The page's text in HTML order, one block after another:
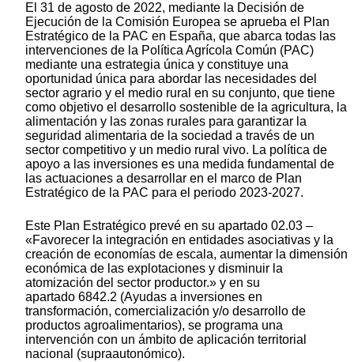
El 31 de agosto de 2022, mediante la Decisión de
Ejecución de la Comisión Europea se aprueba el Plan
Estratégico de la PAC en España, que abarca todas las
intervenciones de la Política Agrícola Común (PAC)
mediante una estrategia única y constituye una
oportunidad única para abordar las necesidades del
sector agrario y el medio rural en su conjunto, que tiene
como objetivo el desarrollo sostenible de la agricultura, la
alimentación y las zonas rurales para garantizar la
seguridad alimentaria de la sociedad a través de un
sector competitivo y un medio rural vivo. La política de
apoyo a las inversiones es una medida fundamental de
las actuaciones a desarrollar en el marco de Plan
Estratégico de la PAC para el periodo 2023-2027.
Este Plan Estratégico prevé en su apartado 02.03 –
«Favorecer la integración en entidades asociativas y la
creación de economías de escala, aumentar la dimensión
económica de las explotaciones y disminuir la
atomización del sector productor.» y en su
apartado 6842.2 (Ayudas a inversiones en
transformación, comercialización y/o desarrollo de
productos agroalimentarios), se programa una
intervención con un ámbito de aplicación territorial
nacional (supraautonómico).